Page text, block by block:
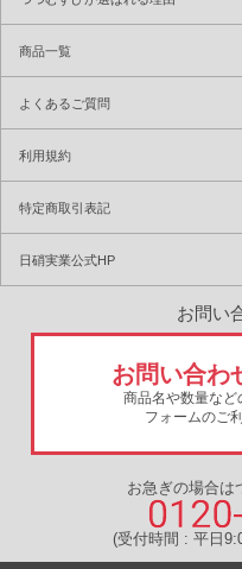
商品一覧
よくあるご質問
利用規約
特定商取引表記
日硝実業公式HP
お問い
お問い合わ
商品名や数量など
フォームのご
お急ぎの場合は
(受付時間 : 平日